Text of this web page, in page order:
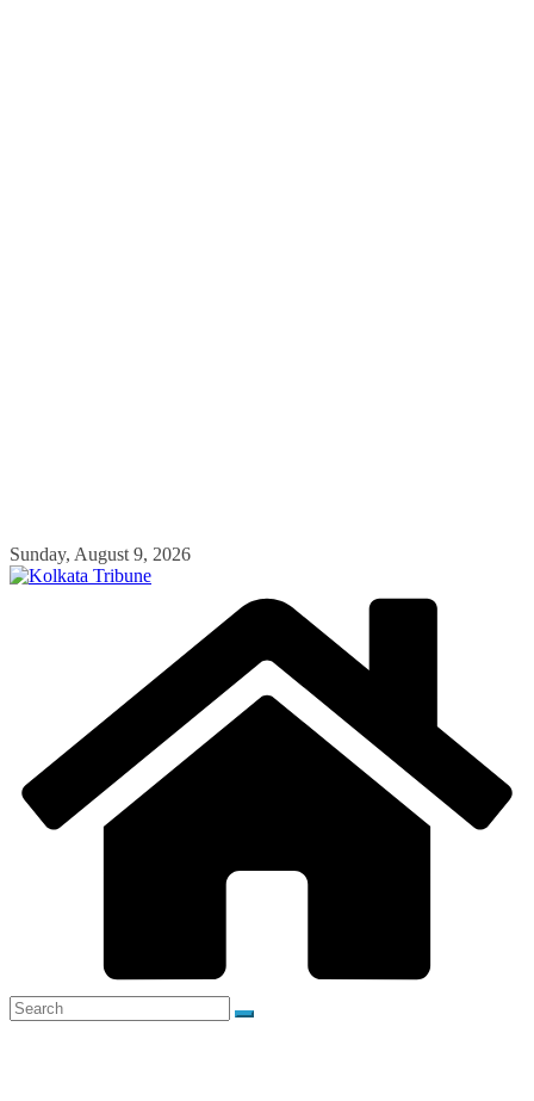
Skip
to
Sunday, August 9, 2026